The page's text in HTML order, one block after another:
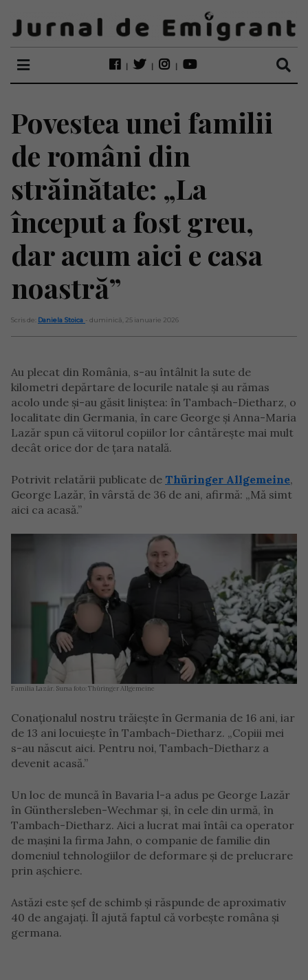
Povestea unei familii
de români din
străinătate: „La
început a fost greu,
dar acum aici e casa
noastră”
Scris de: Daniela Stoica - duminică, 25 ianuarie 2026
Au plecat din România, s-au întâlnit la sute de
kilometri depărtare de locurile natale și au rămas
acolo unde și-au găsit liniștea: în Tambach-Dietharz, o
localitate din Germania, în care George și Anna-Maria
Lazăr spun că viitorul copiilor lor cântărește mai mult
decât orice dor de țara natală.
Potrivit relatării publicate de Thüringer Allgemeine,
George Lazăr, în vârstă de 36 de ani, afirmă: „Mă simt
aici ca acasă.”
Familia Lazăr. Sursa foto: Thüringer Allgemeine
Conaționalul nostru trăiește în Germania de 16 ani, iar
de 13 ani locuiește în Tambach-Dietharz. „Copiii mei
s-au născut aici. Pentru noi, Tambach-Dietharz a
devenit acasă.”
Un loc de muncă în Bavaria l-a adus pe George Lazăr
în Günthersleben-Wechmar și, în cele din urmă, în
Tambach-Dietharz. Aici a lucrat mai întâi ca operator
de mașini la firma Jahn, o companie de familie din
domeniul tehnologiilor de deformare și de prelucrare
prin așchiere.
Astăzi este șef de schimb și răspunde de aproximativ
40 de angajați. Îl ajută faptul că vorbește româna și
germana.